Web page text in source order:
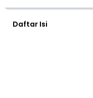
Daftar Isi